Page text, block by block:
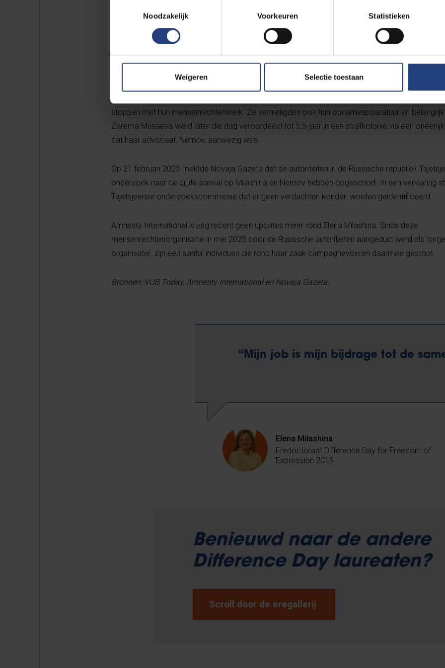
Noodzakelijk
Voorkeuren Statistieken
Weigeren Selectie toestaan
Op 4 juli 2023 reisden mensenrechtenadvocaat Aleksandr Nemov en Elena Milashina naar
van Tsjetsjenië, om de veroordeling van Zarema Musaeva bij te wonen. Musaeva werd door de
autoriteiten berecht na verzonnen beschuldigingen wegens de activiteiten van haar kinderen,
mensenrechtenverdediger is. Volgens Memorial Human Rights Centre blokkeerden drie zwarte
hen met knuppels. De aanvallers braken Milashina’s vingers aan beide handen terwijl ze haar
stoppen met hun mensenrechtenwerk. Ze vernietigden ook hun opnameapparatuur en
Zarema Musaeva werd later die dag veroordeeld tot 5,5 jaar in een strafkolonie, na een
dat haar advocaat, Nemov, aanwezig was.
Op 21 februari 2025 meldde Novaja Gazeta dat de autoriteiten in de Russische republiek
onderzoek naar de brute aanval op Milashina en Nemov hebben opgeschort. In een verklaring
Tsjetsjeense onderzoekscommissie dat er geen verdachten konden worden geïdentificeerd.
Amnesty International kreeg recent geen updates meer rond Elena Milashina. Sinds deze
mensenrechtenorganisatie in mei 2025 door de Russische autoriteiten aangeduid werd als
organisatie’, zijn een aantal individuen die rond haar zaak campagnevoeren daarmee gestopt.
Bronnen: VUB Today, Amnesty International en Novaja Gazeta.
“Mijn job is mijn bijdrage tot de
Elena Milashina
Eredoctoraat Difference Day for Freedom of
Expression 2019
Benieuwd naar de andere
Difference Day laureaten?
Scroll door de eregallerij